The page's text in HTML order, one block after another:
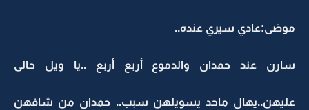
موضى:عادي سيري عنده..
سارن عند حمدان والدموع أربع أربع ..يا ويل حالى
عليهن..يهال ماحد يسويلهن سبب.. حمدان من شافهن